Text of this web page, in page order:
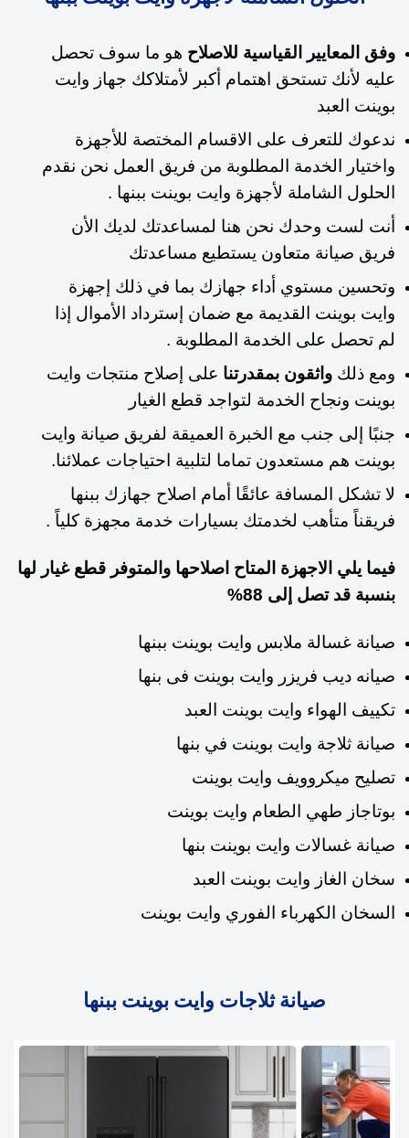
وفق المعايير القياسية للاصلاح هو ما سوف تحصل
عليه لأنك تستحق اهتمام أكبر لأمتلاكك جهاز وايت
بوينت العبد
ندعوك للتعرف على الاقسام المختصة للأجهزة
واختيار الخدمة المطلوبة من فريق العمل نحن نقدم
الحلول الشاملة لأجهزة وايت بوينت ببنها .
أنت لست وحدك نحن هنا لمساعدتك لديك الأن
فريق صيانة متعاون يستطيع مساعدتك
وتحسين مستوي أداء جهازك بما في ذلك إجهزة
وايت بوينت القديمة مع ضمان إسترداد الأموال إذا
لم تحصل على الخدمة المطلوبة .
ومع ذلك واثقون بمقدرتنا على إصلاح منتجات وايت
بوينت ونجاح الخدمة لتواجد قطع الغيار
جنبًا إلى جنب مع الخبرة العميقة لفريق صيانة وايت
بوينت هم مستعدون تماما لتلبية احتياجات عملائنا.
لا تشكل المسافة عائقًا أمام اصلاح جهازك ببنها
فريقناً متأهب لخدمتك بسيارات خدمة مجهزة كلياً .
فيما يلي الاجهزة المتاح اصلاحها والمتوفر قطع غيار لها
بنسبة قد تصل إلى 88%
صيانة غسالة ملابس وايت بوينت ببنها
صيانه ديب فريزر وايت بوينت فى بنها
تكييف الهواء وايت بوينت العبد
صيانة ثلاجة وايت بوينت في بنها
تصليح ميكروويف وايت بوينت
بوتاجاز طهي الطعام وايت بوينت
صيانة غسالات وايت بوينت بنها
سخان الغاز وايت بوينت العبد
السخان الكهرباء الفوري وايت بوينت
صيانة ثلاجات وايت بوينت ببنها